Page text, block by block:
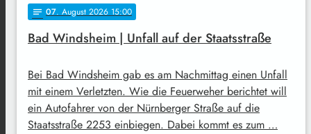
notes 07. August 2026 15:00
Bad Windsheim | Unfall auf der Staatsstraße
Bei Bad Windsheim gab es am Nachmittag einen Unfall
mit einem Verletzten. Wie die Feuerweher berichtet will
ein Autofahrer von der Nürnberger Straße auf die
Staatsstraße 2253 einbiegen. Dabei kommt es zum …